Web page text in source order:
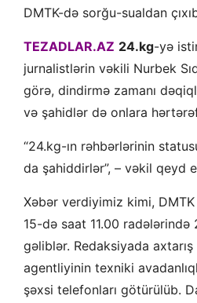
DMTK-də sorğu-sualdan
TEZADLAR.AZ 24.kg-yə
jurnalistlərin vəkili Nurbek
görə, dindirmə zamanı
və şahidlər də onlara
“24.kg-ın rəhbərlərinin
da şahiddirlər”, – vəkil qeyd
Xəbər verdiyimiz kimi, DMTK
15-də saat 11.00 radələrində
gəliblər. Redaksiyada axtarış
agentliyinin texniki
şəxsi telefonları götürülüb.